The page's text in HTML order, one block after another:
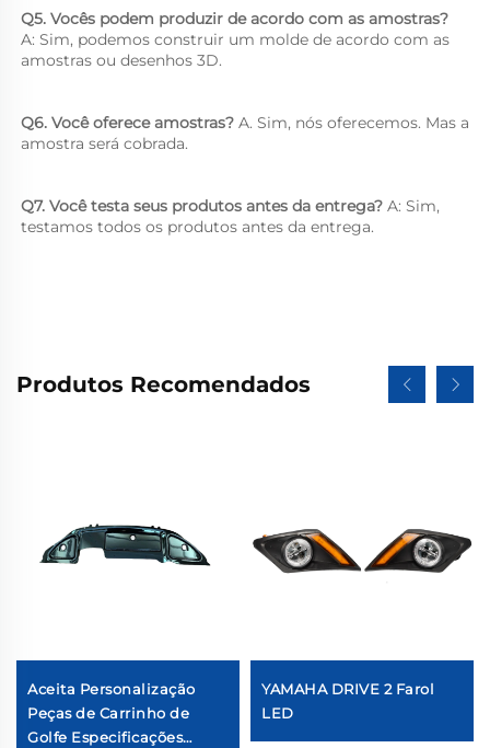
Q5. Vocês podem produzir de acordo com as amostras?
A: Sim, podemos construir um molde de acordo com as
amostras ou desenhos 3D.
Q6. Você oferece amostras? A. Sim, nós oferecemos. Mas a
amostra será cobrada.
Q7. Você testa seus produtos antes da entrega? A: Sim,
testamos todos os produtos antes da entrega.
Produtos Recomendados
Aceita Personalização
Peças de Carrinho de
Golfe Especificações
YAMAHA DRIVE 2 Farol
LED